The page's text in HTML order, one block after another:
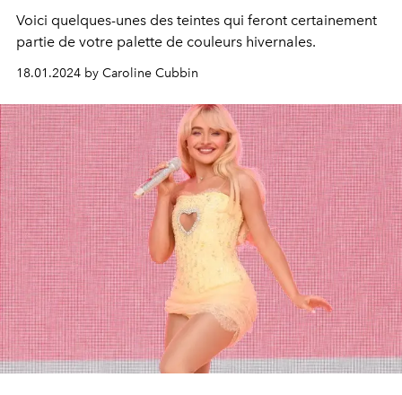
Voici quelques-unes des teintes qui feront certainement
partie de votre palette de couleurs hivernales.
18.01.2024 by Caroline Cubbin